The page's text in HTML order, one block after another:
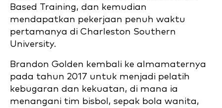
Based Training, dan kemudian
mendapatkan pekerjaan penuh waktu
pertamanya di Charleston Southern
University.
Brandon Golden kembali ke almamaternya
pada tahun 2017 untuk menjadi pelatih
kebugaran dan kekuatan, di mana ia
menangani tim bisbol, sepak bola wanita,